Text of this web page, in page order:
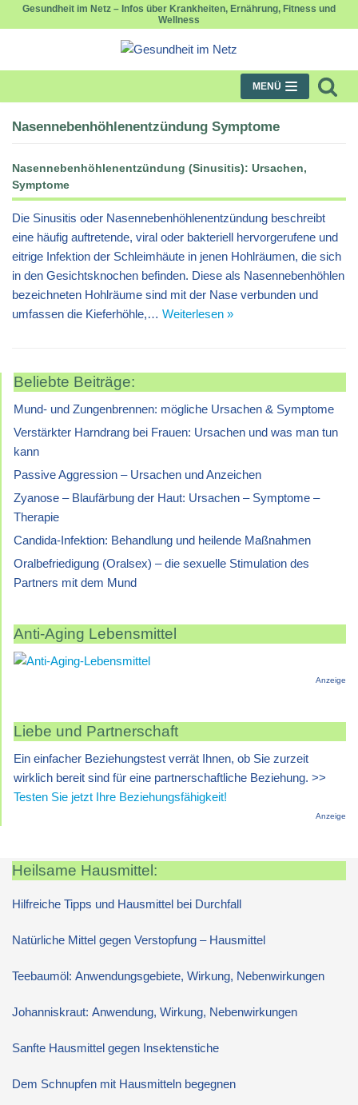
Gesundheit im Netz – Infos über Krankheiten, Ernährung, Fitness und
Wellness
MENÜ
Nasennebenhöhlenentzündung Symptome
Nasennebenhöhlenentzündung (Sinusitis): Ursachen,
Symptome
Die Sinusitis oder Nasennebenhöhlenentzündung beschreibt
eine häufig auftretende, viral oder bakteriell hervorgerufene und
eitrige Infektion der Schleimhäute in jenen Hohlräumen, die sich
in den Gesichtsknochen befinden. Diese als Nasennebenhöhlen
bezeichneten Hohlräume sind mit der Nase verbunden und
umfassen die Kieferhöhle,… Weiterlesen »
Beliebte Beiträge:
Mund- und Zungenbrennen: mögliche Ursachen & Symptome
Verstärkter Harndrang bei Frauen: Ursachen und was man tun
kann
Passive Aggression – Ursachen und Anzeichen
Zyanose – Blaufärbung der Haut: Ursachen – Symptome –
Therapie
Candida-Infektion: Behandlung und heilende Maßnahmen
Oralbefriedigung (Oralsex) – die sexuelle Stimulation des
Partners mit dem Mund
Anti-Aging Lebensmittel
Anzeige
Liebe und Partnerschaft
Ein einfacher Beziehungstest verrät Ihnen, ob Sie zurzeit
wirklich bereit sind für eine partnerschaftliche Beziehung. >>
Testen Sie jetzt Ihre Beziehungsfähigkeit!
Anzeige
Heilsame Hausmittel:
Hilfreiche Tipps und Hausmittel bei Durchfall
Natürliche Mittel gegen Verstopfung – Hausmittel
Teebaumöl: Anwendungsgebiete, Wirkung, Nebenwirkungen
Johanniskraut: Anwendung, Wirkung, Nebenwirkungen
Sanfte Hausmittel gegen Insektenstiche
Dem Schnupfen mit Hausmitteln begegnen